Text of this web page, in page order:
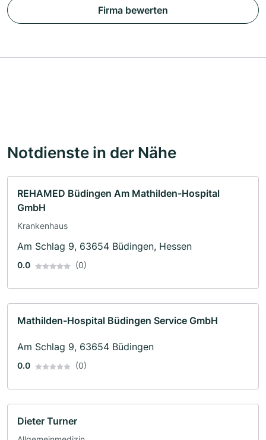
Firma bewerten
Notdienste in der Nähe
REHAMED Büdingen Am Mathilden-Hospital
GmbH
Krankenhaus
Am Schlag 9, 63654 Büdingen, Hessen
0.0 (0)
Mathilden-Hospital Büdingen Service GmbH
Am Schlag 9, 63654 Büdingen
0.0 (0)
Dieter Turner